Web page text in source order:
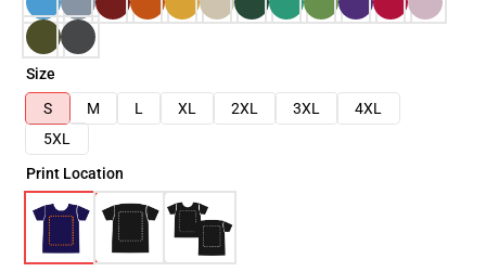
Size
S
M L XL 2XL 3XL
4XL
5XL
Print Location